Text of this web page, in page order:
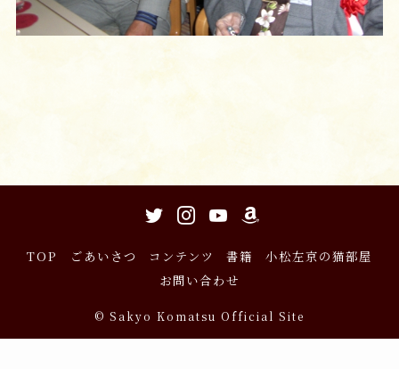
TOP ごあいさつ コンテンツ 書籍
小松左京の猫部屋
お問い合わせ
© Sakyo Komatsu Official Site